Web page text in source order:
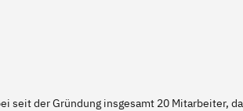
seit der Gründung insgesamt 20 Mitarbeiter,